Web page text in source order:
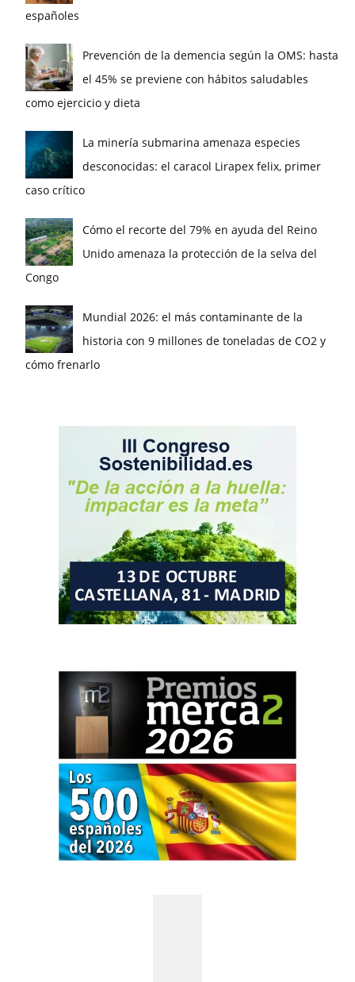
españoles
Prevención de la demencia según la OMS: hasta
el 45% se previene con hábitos saludables
como ejercicio y dieta
La minería submarina amenaza especies
desconocidas: el caracol Lirapex felix, primer
caso crítico
Cómo el recorte del 79% en ayuda del Reino
Unido amenaza la protección de la selva del
Congo
Mundial 2026: el más contaminante de la
historia con 9 millones de toneladas de CO2 y
cómo frenarlo